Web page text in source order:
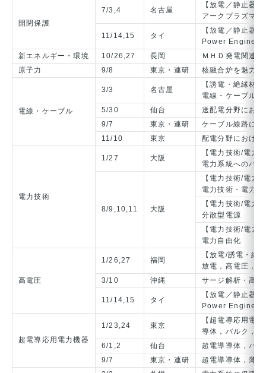
開閉保護
7/3,4 名古屋
【放電／静止器
アークプラズマ
11/14,15 タイ
【放電／静止器
Power
新エネルギー・環境
10/26,27 長岡
ＭＨＤ発電関連
原子力
9/8 東京・連研 核融合炉を魅力
電線・ケーブル
3/3 名古屋
【誘電・絶縁材
電線・ケーブル
5/30
仙台
送配電分野にお
9/7
東京・連研
ケーブル線路に
11/10
東京 配電分野におけ
電力技術
1/27 大阪
【電力技術/電力
電力系統へのパ
8/9,10,11 大阪
【電力技術/電力
電力技術・電力
【電力技術/電力
分散型電源
【電力技術/電力
電力自由化
高電圧
1/26,27 福岡
【放電/誘電・絶
放電，高電圧，
3/10
沖縄 サージ解析・高
11/14,15 タイ
【放電／静止器
Power
超電導応用電力機器
1/23,24 東京
【超電導応用電
導体，バルク，
6/1,2
仙台
超電導導体，バ
9/7
東京・連研
超電導導体，薄